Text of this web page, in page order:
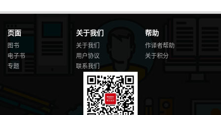
页面
图书
电子书
专题
关于我们
关于我们
用户协议
联系我们
帮助
作译者帮助
关于积分